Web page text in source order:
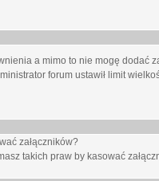
a mimo to nie mogę dodać
forum ustawił limit
załączników?
takich praw by kasować